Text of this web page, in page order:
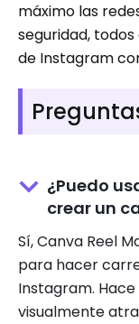
máximo las
seguridad,
de Instagram
¿Puedo
crear un
Sí, Canva Reel
para hacer
Instagram.
visualmente